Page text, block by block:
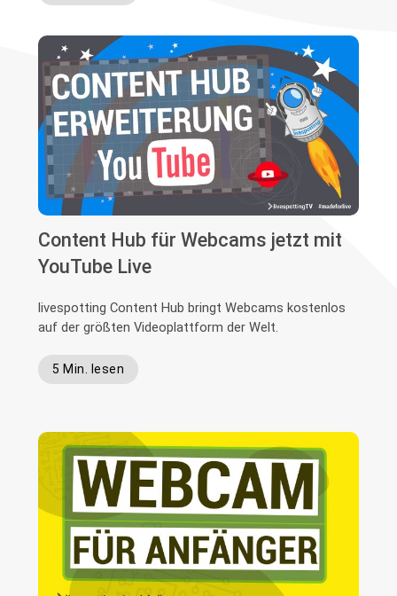
Content Hub für Webcams jetzt mit
YouTube Live
livespotting Content Hub bringt Webcams kostenlos
auf der größten Videoplattform der Welt.
5 Min. lesen